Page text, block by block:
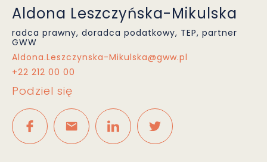
Aldona Leszczyńska-Mikulska
radca prawny, doradca podatkowy, TEP, partner
GWW
Aldona.Leszczynska-Mikulska@gww.pl
+22 212 00 00
Podziel się